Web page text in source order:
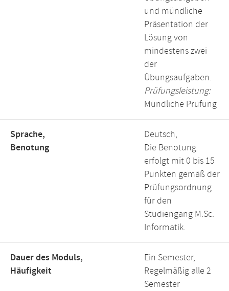
und mündliche
Präsentation der
Lösung von
mindestens zwei
der
Übungsaufgaben.
Prüfungsleistung:
Mündliche Prüfung
Sprache,
Benotung
Deutsch,
Die Benotung
erfolgt mit 0 bis 15
Punkten gemäß der
Prüfungsordnung
für den
Studiengang M.Sc.
Informatik.
Dauer des Moduls,
Häufigkeit
Ein Semester,
Regelmäßig alle 2
Semester